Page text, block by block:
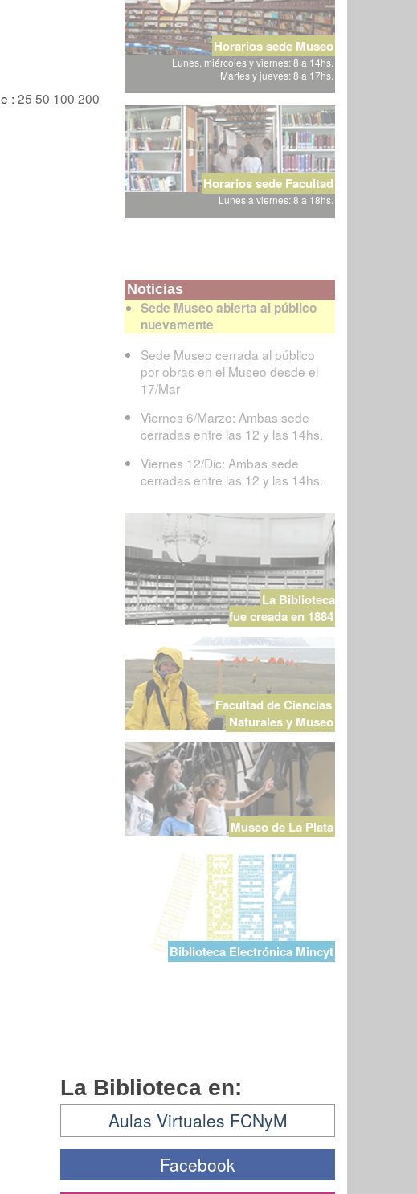
: 25 50 100 200
Horarios sede Museo
Lunes, miércoles y viernes: 8 a 14hs.
Martes y jueves: 8 a 17hs.
Horarios sede Facultad
Lunes a viernes: 8 a 18hs.
Noticias
Sede Museo abierta al público
nuevamente
Sede Museo cerrada al público
por obras en el Museo desde el
17/Mar
Viernes 6/Marzo: Ambas sede
cerradas entre las 12 y las 14hs.
Viernes 12/Dic: Ambas sede
cerradas entre las 12 y las 14hs.
La Biblioteca
fue creada en 1884
Facultad de Ciencias
Naturales y Museo
Museo de La Plata
Biblioteca Electrónica Mincyt
La Biblioteca en:
Aulas Virtuales FCNyM
Facebook